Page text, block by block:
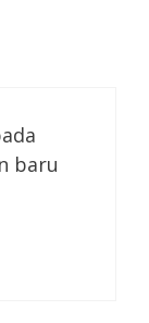
baru